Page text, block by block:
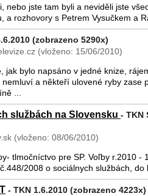
nebo jste tam byli a neviděli jste
a rozhovory s Petrem Vysučkem a
(zobrazeno 5290x)
(vloženo: 15/06/2010)
jak bylo napsáno v jedné knize,
a někteří ulovené ryby zase
...
službách na Slovensku - TKN
(vloženo: 08/06/2010)
tlmočníctvo pre SP. Voľby r.2010 -
2008 o sociálnych službách,
- TKN 1.6.2010 (zobrazeno 4223x)